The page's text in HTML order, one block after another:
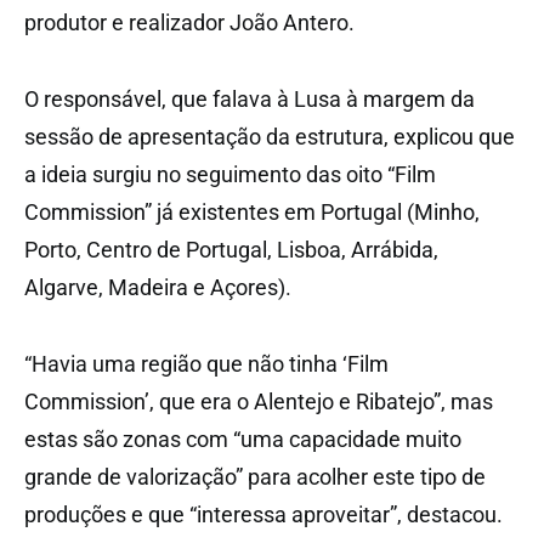
produtor e realizador João Antero.
O responsável, que falava à Lusa à margem da
sessão de apresentação da estrutura, explicou que
a ideia surgiu no seguimento das oito “Film
Commission” já existentes em Portugal (Minho,
Porto, Centro de Portugal, Lisboa, Arrábida,
Algarve, Madeira e Açores).
“Havia uma região que não tinha ‘Film
Commission’, que era o Alentejo e Ribatejo”, mas
estas são zonas com “uma capacidade muito
grande de valorização” para acolher este tipo de
produções e que “interessa aproveitar”, destacou.